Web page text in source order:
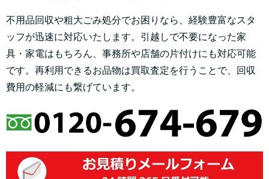
不用品回収や粗大ごみ処分でお困りなら、経験豊富なスタ
ッフが迅速に対応いたします。引越しで不要になった家
具・家電はもちろん、事務所や店舗の片付けにも対応可能
です。再利用できるお品物は買取査定を行うことで、回収
費用の軽減にも繋げています。